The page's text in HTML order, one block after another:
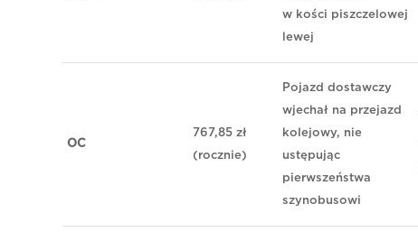
w kości piszczelowej
lewej
OC
767,85 zł
(rocznie)
Pojazd dostawczy
wjechał na przejazd
kolejowy, nie
ustępując
pierwszeństwa
szynobusowi